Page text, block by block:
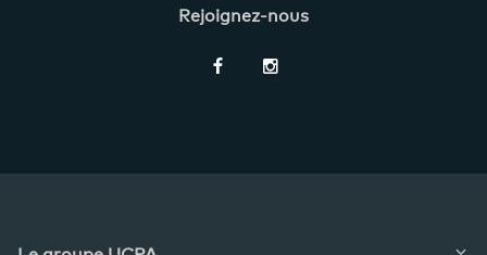
Rejoignez-nous